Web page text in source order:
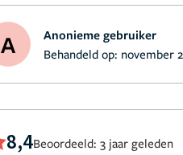
A
Anonieme gebruiker
Behandeld op: november
8,4Beoordeeld: 3 jaar geleden